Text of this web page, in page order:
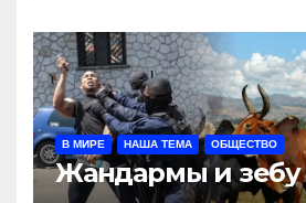
В МИРЕ НАША ТЕМА ОБЩЕСТВО
Жандармы и зебу